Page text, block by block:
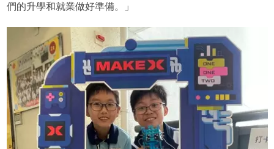
們的升學和就業做好準備。」